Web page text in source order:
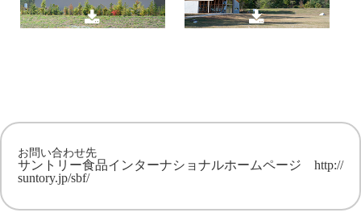
お問い合わせ先
サントリー食品インターナショナルホームページ http://
suntory.jp/sbf/